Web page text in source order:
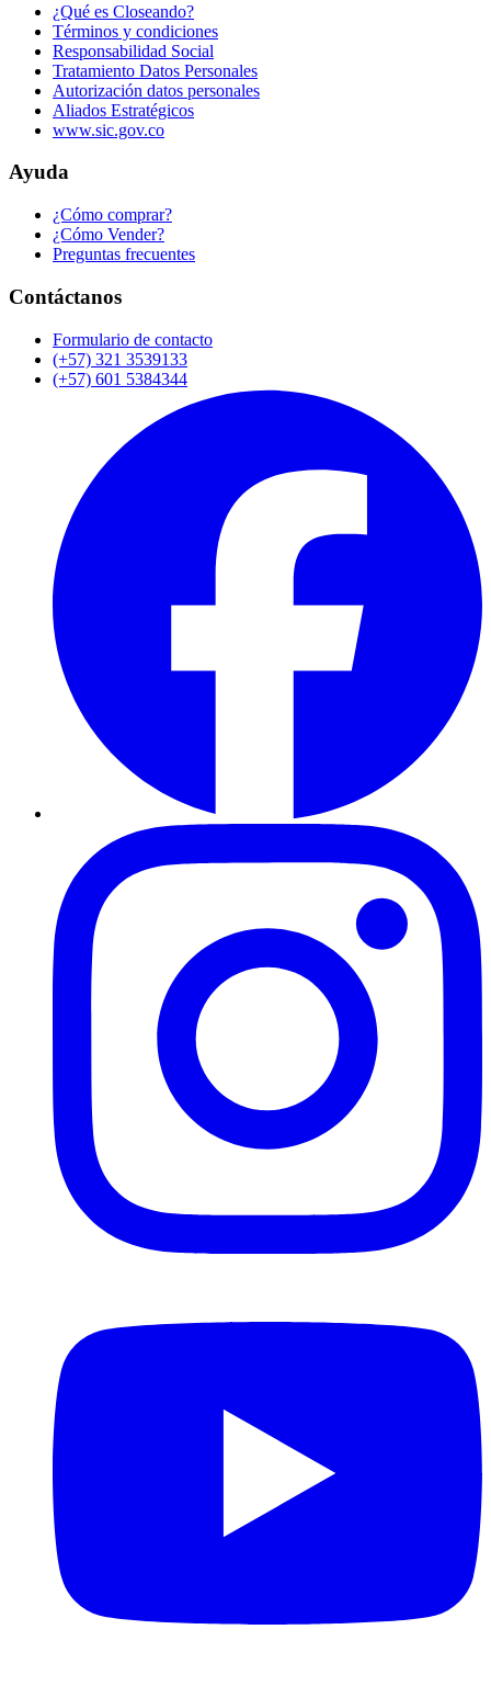
¿Qué es Closeando?
Términos y condiciones
Responsabilidad Social
Tratamiento Datos Personales
Autorización datos personales
Aliados Estratégicos
www.sic.gov.co
Ayuda
¿Cómo comprar?
¿Cómo Vender?
Preguntas frecuentes
Contáctanos
Formulario de contacto
(+57) 321 3539133
(+57) 601 5384344